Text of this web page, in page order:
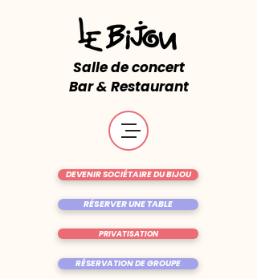
Salle de concert
Bar & Restaurant
RÉSERVER UNE TABLE
DEVENIR SOCIÉTAIRE DU BIJOU
RÉSERVATION DE GROUPE
PRIVATISATION